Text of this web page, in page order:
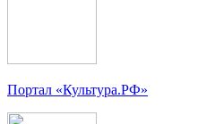
Портал «Культура.РФ»